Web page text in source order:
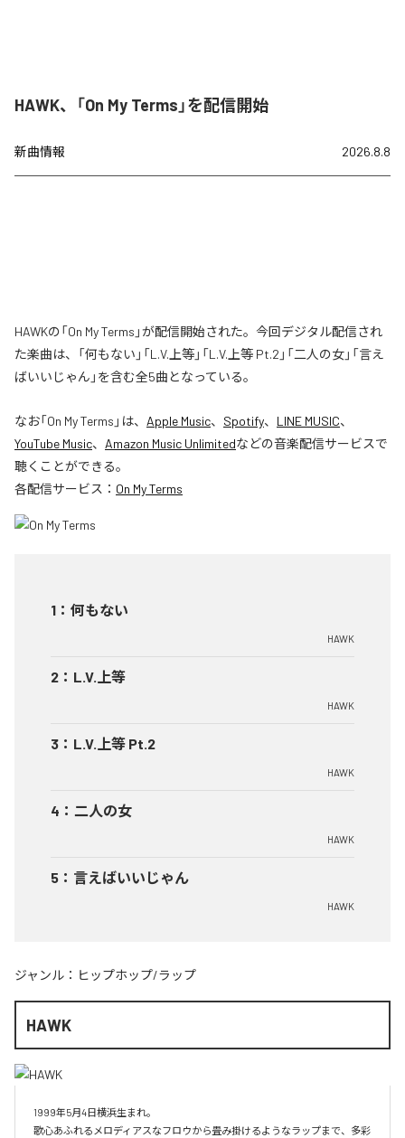
HAWK、「On My Terms」を配信開始
新曲情報 2026.8.8
HAWKの「On My Terms」が配信開始された。今回デジタル配信され
た楽曲は、「何もない」「L.V.上等」「L.V.上等 Pt.2」「二人の女」「言え
ばいいじゃん」を含む全5曲となっている。
なお「On My Terms 」は、 Apple Music、 Spotify、 LINE MUSIC、
YouTube Music、 Amazon Music Unlimitedなどの音楽配信サービスで
聴くことができる。
各配信サービス： On My Terms
1 ： 何もない
HAWK
2 ： L.V.上等
HAWK
3 ： L.V.上等 Pt.2
HAWK
4 ： 二人の女
HAWK
5 ： 言えばいいじゃん
HAWK
ジャンル： ヒップホップ/ラップ
HAWK
1999年5月4日横浜生まれ。
歌心あふれるメロディアスなフロウから畳み掛けるようなラップまで、多彩